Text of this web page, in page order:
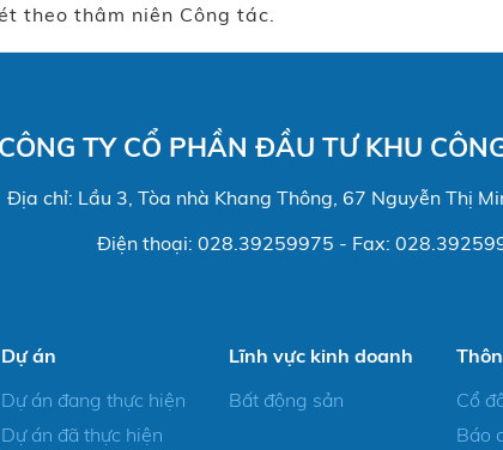
theo thâm niên Công tác.
CÔNG TY CỔ PHẦN ĐẦU TƯ KHU
Địa chỉ: Lầu 3, Tòa nhà Khang Thông, 67 Nguyễn Thị
Điện thoại: 028.39259975 - Fax:
Dự án
Dự án đang thực hiện
Dự án đã thực hiện
Lĩnh vực kinh doanh
Bất động sản
Cổ
Báo